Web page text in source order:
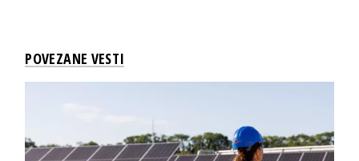
POVEZANE VESTI